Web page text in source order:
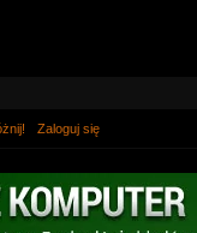
Zaloguj się